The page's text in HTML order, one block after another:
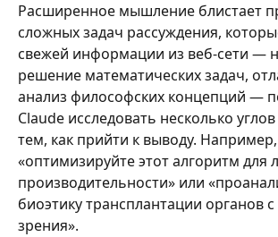
Расширенное мышление блистает
сложных задач рассуждения,
свежей информации из веб-сети —
решение математических задач,
анализ философских концепций —
Claude исследовать несколько
тем, как прийти к выводу. Например,
«оптимизируйте этот алгоритм для
производительности» или
биоэтику трансплантации органов
зрения».